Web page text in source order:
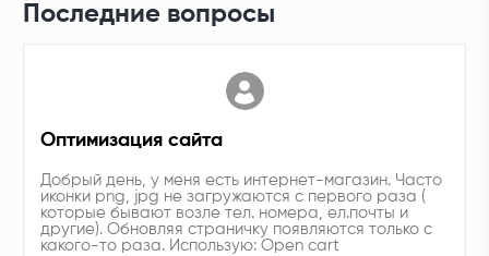
Последние вопросы
Оптимизация сайта
Добрый день, у меня есть интернет-магазин. Часто
иконки png, jpg не загружаются с первого раза (
которые бывают возле тел. номера, ел.почты и
другие). Обновляя страничку появляются только с
какого-то раза. Использую: Open cart